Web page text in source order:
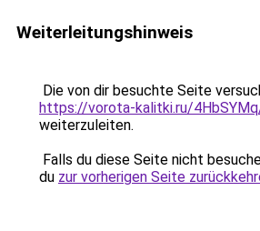
Weiterleitungshinweis
Die von dir besuchte Seite
https://vorota-kalitki.ru/
weiterzuleiten.
Falls du diese Seite nicht
du zur vorherigen Seite